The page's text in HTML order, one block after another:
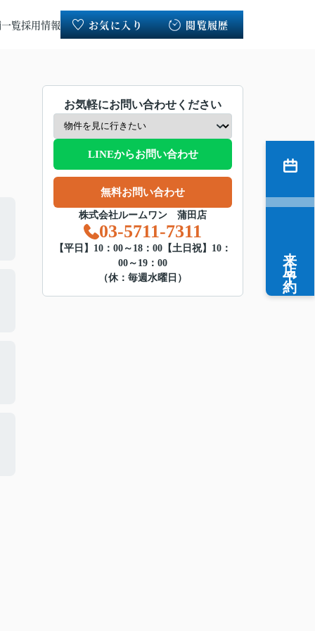
覧採用情報 お気に入り 閲覧履歴
お気軽にお問い合わせください
LINEからお問い合わせ
無料お問い合わせ
株式会社ルームワン 蒲田店
03-5711-7311
【平日】10：00～18：00【土日祝】10：
00～19：00
（休：毎週水曜日）
来店予約